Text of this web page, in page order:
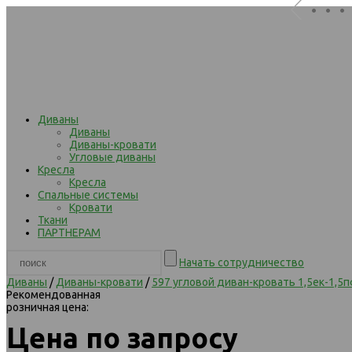
Диваны
Диваны
Диваны-кровати
Угловые диваны
Кресла
Кресла
Спальные системы
Кровати
Ткани
ПАРТНЕРАМ
Начать сотрудничество
Диваны /Диваны-кровати /597 угловой диван-кровать 1,5ек-
Рекомендованная
розничная цена:
Цена по запросу